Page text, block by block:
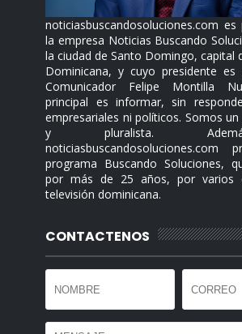
noticiasbuscandosoluciones.com
la empresa Noticias Buscando
la ciudad de Santo Domingo, capital
Dominicana, y cuyo presidente
Comunicador Felipe Montilla
principal es informar, sin
empresariales ni políticos. Somos
y pluralista.
noticiasbuscandosoluciones.com
programa Buscando Soluciones,
por más de 25 años, por varios
televisión dominicana.
CONTACTENOS